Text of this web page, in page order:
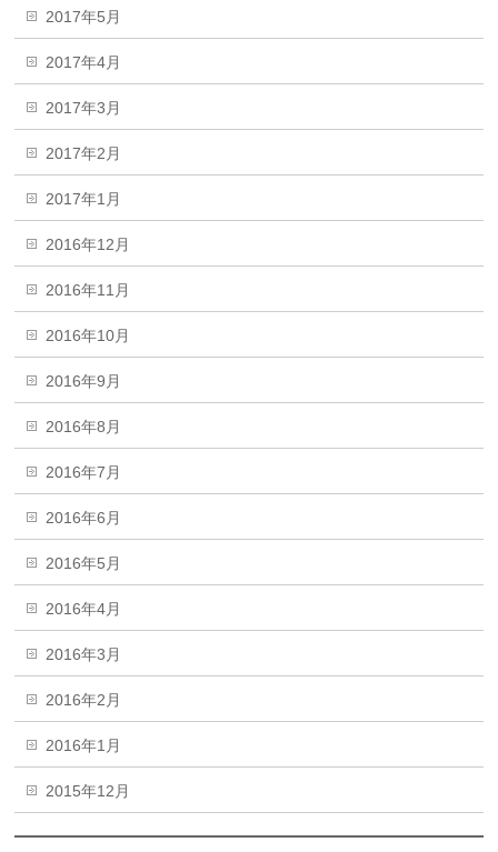
2017年5月
2017年4月
2017年3月
2017年2月
2017年1月
2016年12月
2016年11月
2016年10月
2016年9月
2016年8月
2016年7月
2016年6月
2016年5月
2016年4月
2016年3月
2016年2月
2016年1月
2015年12月